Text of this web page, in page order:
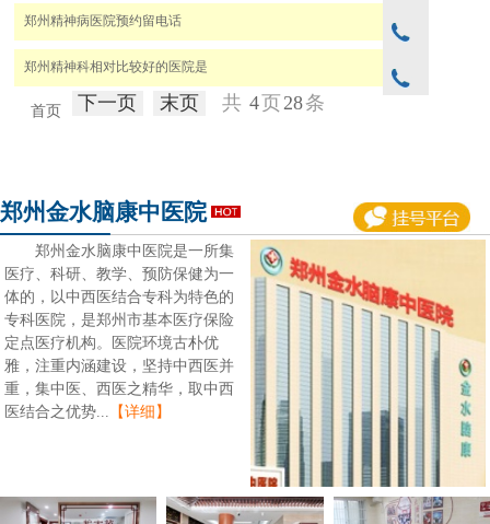
郑州精神病医院预约留电话
郑州精神科相对比较好的医院是
首页 下一页 末页 共 4页28条
郑州金水脑康中医院
郑州金水脑康中医院是一所集
医疗、科研、教学、预防保健为一
体的，以中西医结合专科为特色的
专科医院，是郑州市基本医疗保险
定点医疗机构。医院环境古朴优
雅，注重内涵建设，坚持中西医并
重，集中医、西医之精华，取中西
医结合之优势... 【详细】